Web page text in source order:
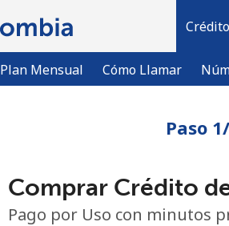
Plan Mensual Cómo Llamar
Paso
Comprar Crédito
Pago por Uso con minutos